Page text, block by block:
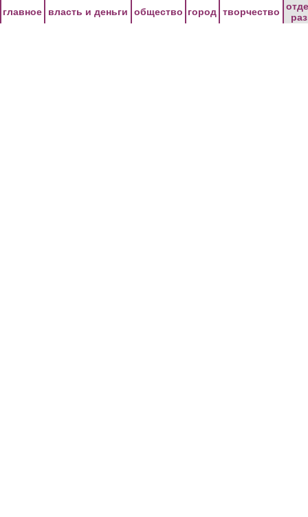
главное власть и деньги общество город творчество